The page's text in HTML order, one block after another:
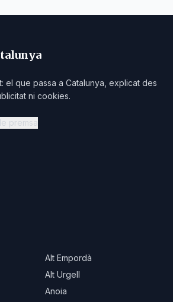
el que passa a Catalunya, explicat des
ni cookies.
premsa
Alt Empordà
Alt Urgell
Anoia